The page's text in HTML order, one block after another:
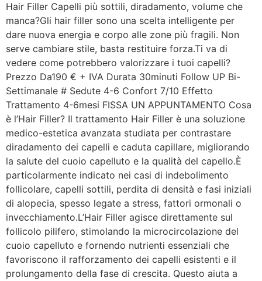
Hair Filler Capelli più sottili, diradamento, volume che
manca?Gli hair filler sono una scelta intelligente per
dare nuova energia e corpo alle zone più fragili. Non
serve cambiare stile, basta restituire forza.Ti va di
vedere come potrebbero valorizzare i tuoi capelli?
Prezzo Da190 € + IVA Durata 30minuti Follow UP Bi-
Settimanale # Sedute 4-6 Confort 7/10 Effetto
Trattamento 4-6mesi FISSA UN APPUNTAMENTO Cosa
è l’Hair Filler? Il trattamento Hair Filler è una soluzione
medico-estetica avanzata studiata per contrastare
diradamento dei capelli e caduta capillare, migliorando
la salute del cuoio capelluto e la qualità del capello.È
particolarmente indicato nei casi di indebolimento
follicolare, capelli sottili, perdita di densità e fasi iniziali
di alopecia, spesso legate a stress, fattori ormonali o
invecchiamento.L’Hair Filler agisce direttamente sul
follicolo pilifero, stimolando la microcircolazione del
cuoio capelluto e fornendo nutrienti essenziali che
favoriscono il rafforzamento dei capelli esistenti e il
prolungamento della fase di crescita. Questo aiuta a